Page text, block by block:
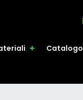
Catalogo